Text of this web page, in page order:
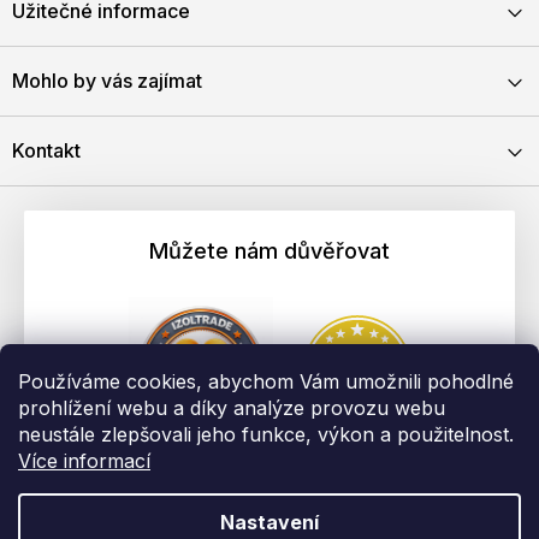
Používáme cookies, abychom Vám umožnili pohodlné
prohlížení webu a díky analýze provozu webu
neustále zlepšovali jeho funkce, výkon a použitelnost.
Více informací
Nastavení
Užitečné informace
Mohlo by vás zajímat
Kontakt
Můžete nám důvěřovat